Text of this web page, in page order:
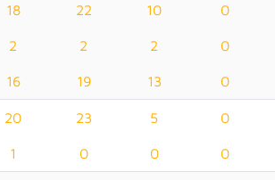
18 22 10 0
2 2 2 0
16 19 13 0
20 23 5 0
1 0 0 0